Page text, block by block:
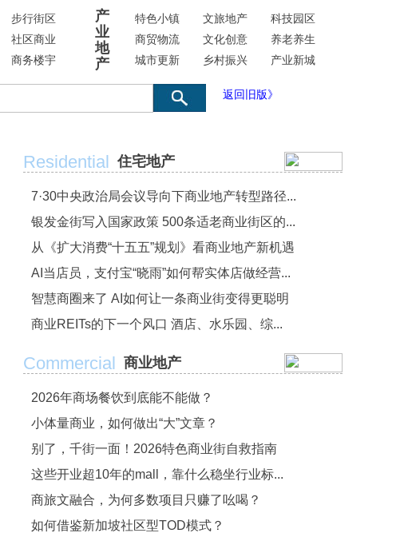
步行街区
社区商业
商务楼宇
产
业
地
产
特色小镇 文旅地产
科技园区
商贸物流
文化创意
养老养生
城市更新
乡村振兴 产业新城
返回旧版》
Residential 住宅地产
7·30中央政治局会议导向下商业地产转型路径...
银发金街写入国家政策 500条适老商业街区的...
从《扩大消费“十五五”规划》看商业地产新机遇
AI当店员，支付宝“晓雨”如何帮实体店做经营...
智慧商圈来了 AI如何让一条商业街变得更聪明
商业REITs的下一个风口 酒店、水乐园、综...
Commercial 商业地产
2026年商场餐饮到底能不能做？
小体量商业，如何做出“大”文章？
别了，千街一面！2026特色商业街自救指南
这些开业超10年的mall，靠什么稳坐行业标...
商旅文融合，为何多数项目只赚了吆喝？
如何借鉴新加坡社区型TOD模式？